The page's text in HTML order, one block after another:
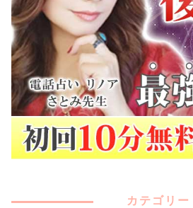
カテゴリー